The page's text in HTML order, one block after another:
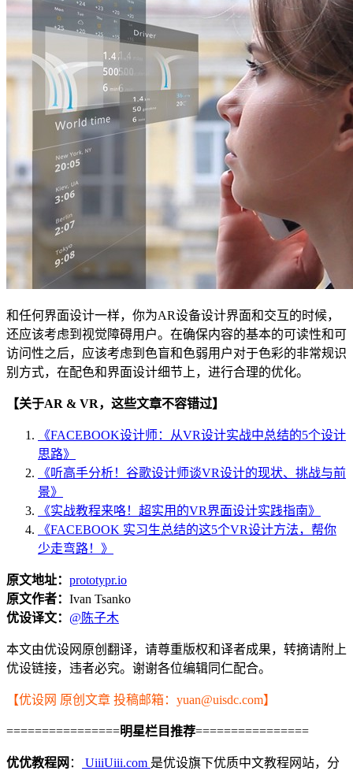
和任何界面设计一样，你为AR设备设计界面和交互的时候，
还应该考虑到视觉障碍用户。在确保内容的基本的可读性和可
访问性之后，应该考虑到色盲和色弱用户对于色彩的非常规识
别方式，在配色和界面设计细节上，进行合理的优化。
【关于AR & VR，这些文章不容错过】
《FACEBOOK设计师：从VR设计实战中总结的5个设计
思路》
《听高手分析！谷歌设计师谈VR设计的现状、挑战与前
景》
《实战教程来咯！超实用的VR界面设计实践指南》
《FACEBOOK 实习生总结的这5个VR设计方法，帮你
少走弯路！》
原文地址： prototypr.io
原文作者： Ivan Tsanko
优设译文： @陈子木
本文由优设网原创翻译，请尊重版权和译者成果，转摘请附上
优设链接，违者必究。谢谢各位编辑同仁配合。
【优设网 原创文章 投稿邮箱：yuan@uisdc.com】
================明星栏目推荐================
优优教程网 ： UiiiUiii.com 是优设旗下优质中文教程网站，分